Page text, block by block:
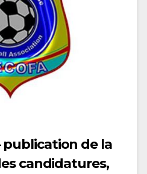
publication de la
candidatures,